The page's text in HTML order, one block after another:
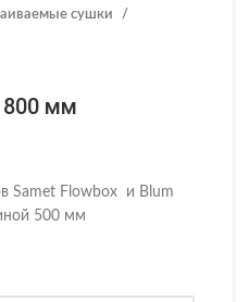
сушки
мм
Samet Flowbox и Blum
500 мм